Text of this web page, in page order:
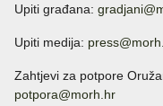
Upiti građana:
Upiti medija:
Zahtjevi za potpore
potpora@morh.hr